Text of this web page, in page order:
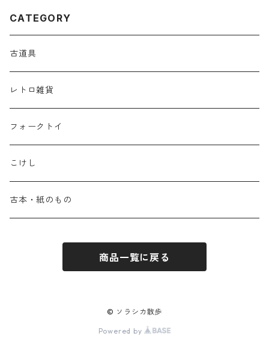
CATEGORY
古道具
レトロ雑貨
フォークトイ
こけし
古本・紙のもの
商品一覧に戻る
© ソラシカ散歩
Powered by